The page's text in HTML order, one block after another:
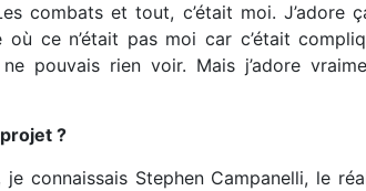
combats et tout, c’était moi. J’adore
ce n’était pas moi car c’était
pouvais rien voir. Mais j’adore
?
je connaissais Stephen Campanelli, le